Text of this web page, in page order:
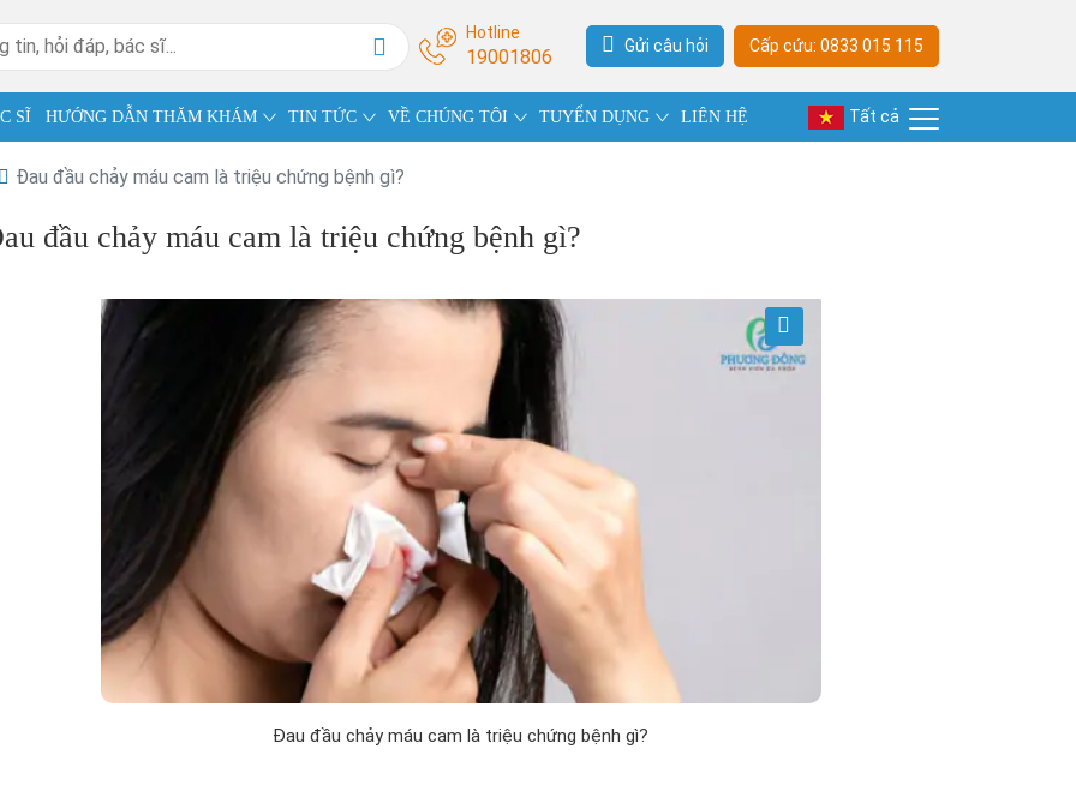
Hotline
19001806 Gửi câu hỏi Cấp cứu: 0833 015 115
SĨ HƯỚNG DẪN THĂM KHÁM TIN TỨC VỀ CHÚNG TÔI TUYỂN DỤNG LIÊN HỆ Tất cả
Đau đầu chảy máu cam là triệu chứng bệnh gì?
đầu chảy máu cam là triệu chứng bệnh gì?
Đau đầu chảy máu cam là triệu chứng bệnh gì?